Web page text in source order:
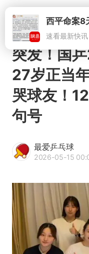
突发！国
27岁正当
哭球友！
句号
最爱乒乓球
2026-05-15